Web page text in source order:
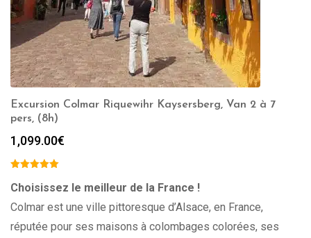
Excursion Colmar Riquewihr Kaysersberg, Van 2 à 7
pers, (8h)
1,099.00€
Choisissez le meilleur de la France !
Colmar est une ville pittoresque d’Alsace, en France,
réputée pour ses maisons à colombages colorées, ses